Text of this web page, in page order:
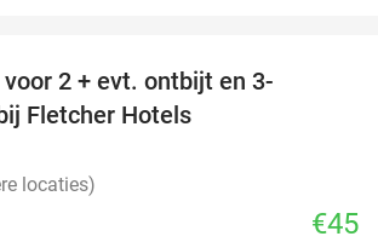
2 + evt. ontbijt en 3-
Fletcher Hotels
locaties)
€45